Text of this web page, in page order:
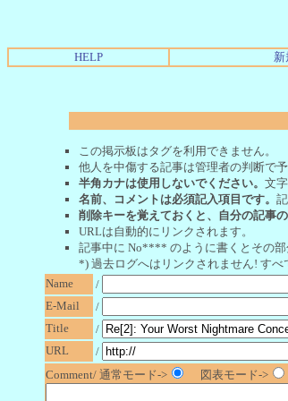
HELP
この掲示板はタグを利用できません。
他人を中傷する記事は管理者の判断で
半角カナは使用しないでください。 文
名前、コメントは必須記入項目です。
削除キーを覚えておくと、自分の記事
URLは自動的にリンクされます。
記事中に No**** のように書くとその
*) 過去ログへはリンクされません! すべ
Name
/
E-Mail
/
Title
/
URL
/
Comment/ 通常モード->
図表モード->